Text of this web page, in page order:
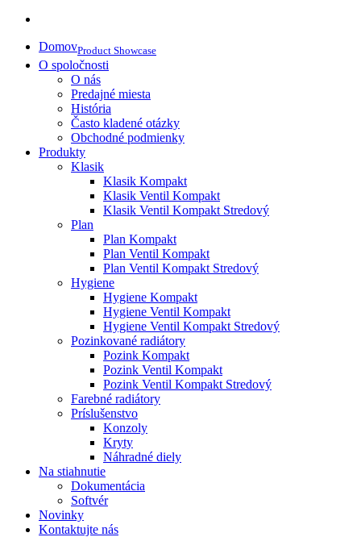
DomovProduct Showcase
O spoločnosti
O nás
Predajné miesta
História
Často kladené otázky
Obchodné podmienky
Produkty
Klasik
Klasik Kompakt
Klasik Ventil Kompakt
Klasik Ventil Kompakt Stredový
Plan
Plan Kompakt
Plan Ventil Kompakt
Plan Ventil Kompakt Stredový
Hygiene
Hygiene Kompakt
Hygiene Ventil Kompakt
Hygiene Ventil Kompakt Stredový
Pozinkované radiátory
Pozink Kompakt
Pozink Ventil Kompakt
Pozink Ventil Kompakt Stredový
Farebné radiátory
Príslušenstvo
Konzoly
Kryty
Náhradné diely
Na stiahnutie
Dokumentácia
Softvér
Novinky
Kontaktujte nás